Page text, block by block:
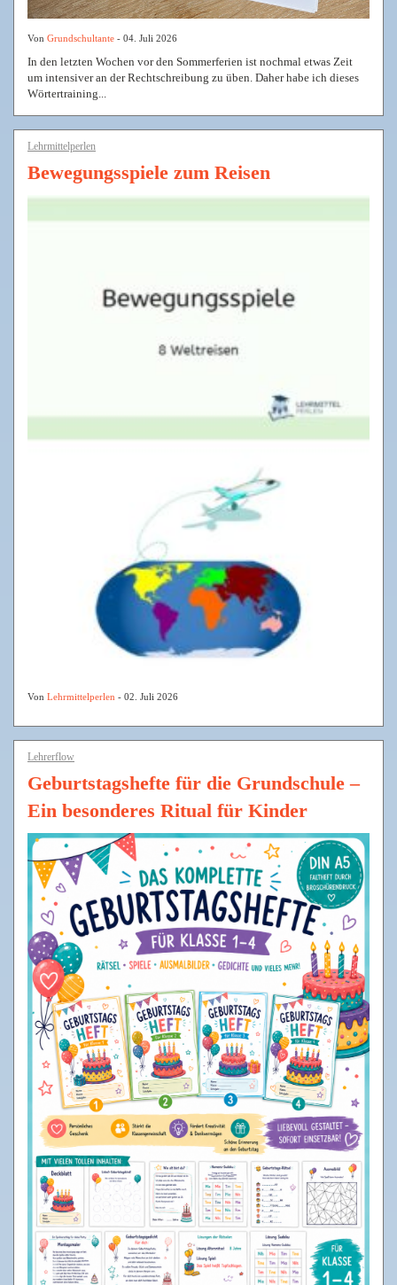
Von Grundschultante - 04. Juli 2026
In den letzten Wochen vor den Sommerferien ist nochmal etwas Zeit
um intensiver an der Rechtschreibung zu üben. Daher habe ich dieses
Wörtertraining...
Lehrmittelperlen
Bewegungsspiele zum Reisen
Von Lehrmittelperlen - 02. Juli 2026
Lehrerflow
Geburtstagshefte für die Grundschule –
Ein besonderes Ritual für Kinder